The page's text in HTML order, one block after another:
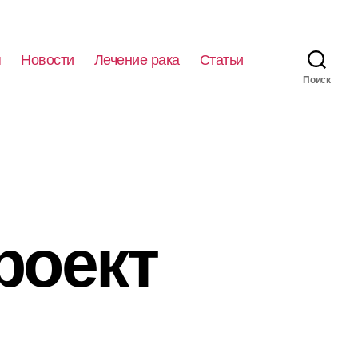
Новости Лечение рака Статьи
Поиск